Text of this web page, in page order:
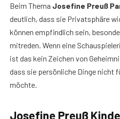
Beim Thema Josefine Preuß
deutlich, dass sie Privatsphäre
können empfindlich sein,
mitreden. Wenn eine
ist das kein Zeichen von
dass sie persönliche Dinge nicht
möchte.
Josefine Preuß